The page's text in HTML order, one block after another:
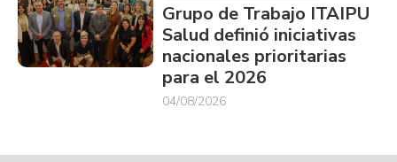
Grupo de Trabajo ITAIPU
Salud definió iniciativas
nacionales prioritarias
para el 2026
04/08/2026